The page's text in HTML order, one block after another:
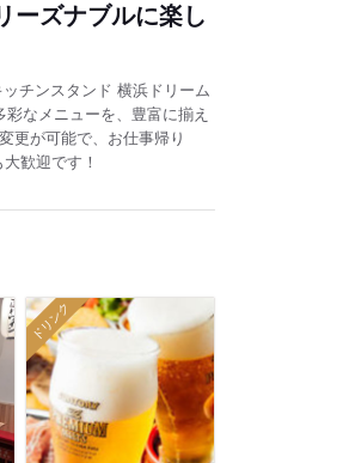
ーズナブルに楽し
チンスタンド 横浜ドリーム
なメニューを、豊富に揃え
更が可能で、お仕事帰り
歓迎です！
ドリンク